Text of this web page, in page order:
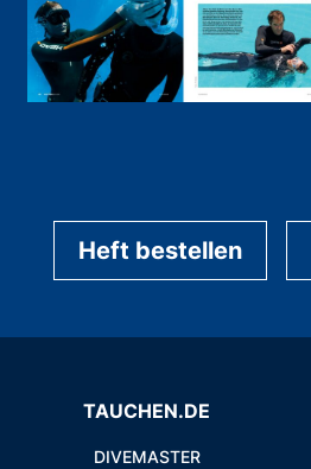
Heft bestellen
TAUCHEN.DE
DIVEMASTER